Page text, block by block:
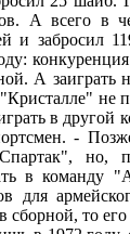
А всего в
и забросил
конкуренция
А заиграть
не
в другой
-
но,
в команду
для
сборной, то